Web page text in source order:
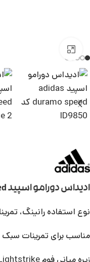
ادیداس دورامو اسپید adidas duramo speed کد ID9850
نوع استفاده رانینگ،
مناسب برای تمرینات
زیره میانی فوم Lightstrike با جذب ضربه بالا و وزن کم